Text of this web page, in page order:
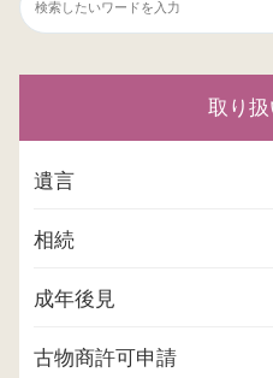
取り
遺言
相続
成年後見
古物商許可申請